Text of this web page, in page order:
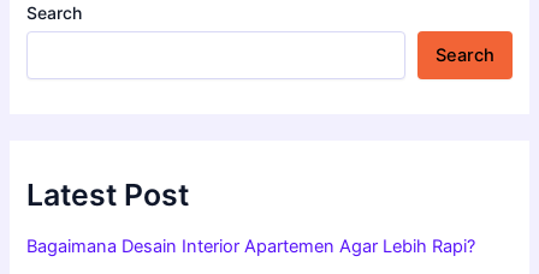
Search
Search
Latest Post
Bagaimana Desain Interior Apartemen Agar Lebih Rapi?